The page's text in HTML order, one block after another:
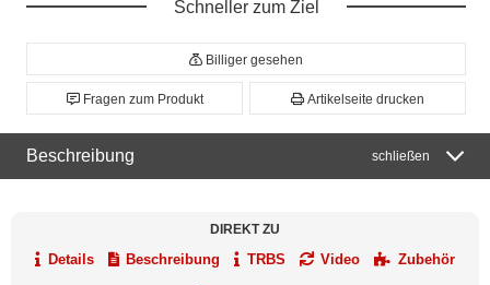
Schneller zum Ziel
Billiger gesehen
Fragen zum Produkt Artikelseite drucken
Beschreibung schließen
DIREKT ZU
Details Beschreibung TRBS Video Zubehör